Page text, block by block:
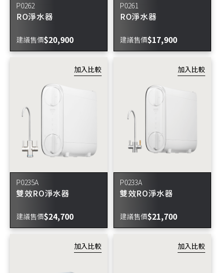
P0262
RO淨水器
建議售價$20,900
P0261
RO淨水器
建議售價$17,900
P0235A
雙效RO淨水器
建議售價$24,700
P0233A
雙效RO淨水器
建議售價$21,700